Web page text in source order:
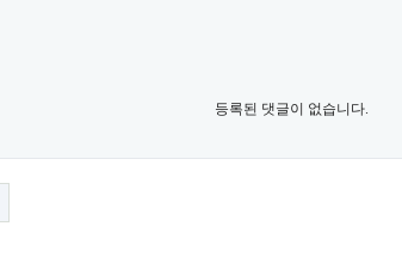
등록된 댓글이 없습니다.